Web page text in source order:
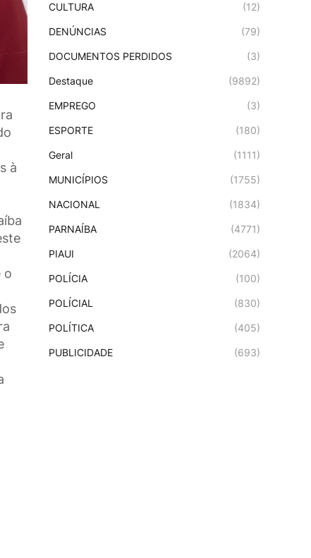
à
o
CULTURA (12)
DENÚNCIAS (79)
DOCUMENTOS PERDIDOS (3)
Destaque (9892)
EMPREGO (3)
ESPORTE (180)
Geral (1111)
MUNICÍPIOS (1755)
NACIONAL (1834)
PARNAÍBA (4771)
PIAUI (2064)
POLÍCIA (100)
POLÍCIAL (830)
POLÍTICA (405)
PUBLICIDADE (693)